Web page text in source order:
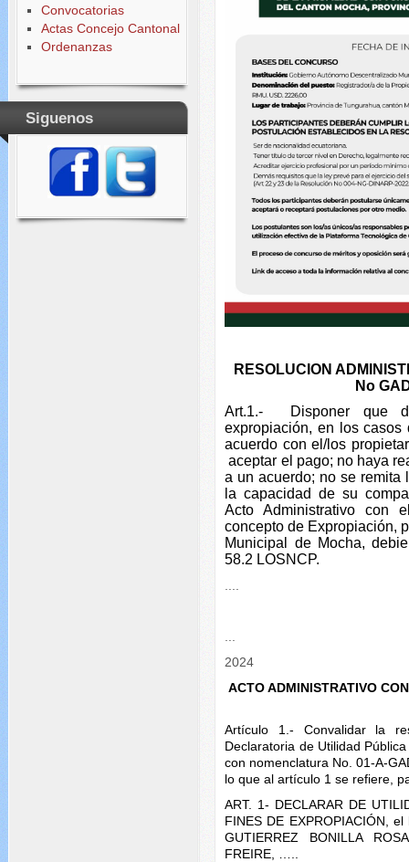
Convocatorias
Actas Concejo Cantonal
Ordenanzas
Siguenos
RESOLUCION
No
Art.1.- Disponer que
expropiación, en los
acuerdo con el/los
aceptar el pago; no haya
a un acuerdo; no se remita
la capacidad de su
Acto Administrativo con
concepto de Expropiación,
Municipal de Mocha,
58.2 LOSNCP.
2024
ACTO ADMINISTRATIVO
Artículo 1.- Convalidar la
Declaratoria de Utilidad
con nomenclatura No. 01-A-
lo que al artículo 1 se refiere,
ART. 1- DECLARAR DE
FINES DE EXPROPIACIÓN,
GUTIERREZ BONILLA
FREIRE, …..